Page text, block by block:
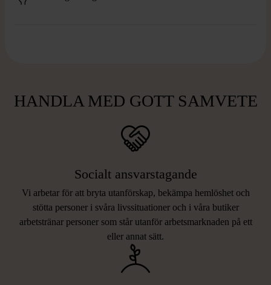
HANDLA MED GOTT SAMVETE
Socialt ansvarstagande
Vi arbetar för att bryta utanförskap, bekämpa hemlöshet och
stötta personer i svåra livssituationer och i våra butiker
arbetstränar personer som står utanför arbetsmarknaden på ett
eller annat sätt.